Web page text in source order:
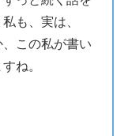
も、実は、
この私が書い
ね。